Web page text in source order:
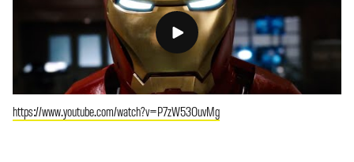
https://www.youtube.com/watch?v=P7zW53OuvMg